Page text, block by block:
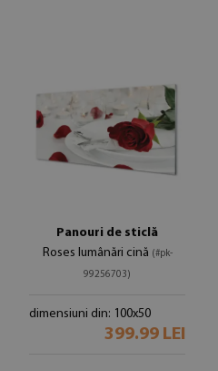
Panouri de sticlă
Roses lumânări cină (#pk-
99256703)
dimensiuni din: 100x50
399.99 LEI